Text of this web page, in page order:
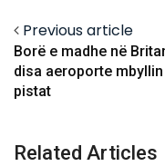
Previous article
Borë e madhe në
disa aeroporte mbyllin
pistat
Related Articles